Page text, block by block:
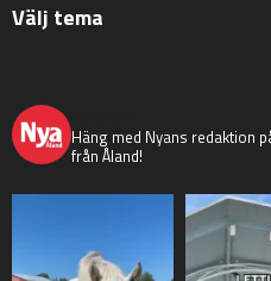
Välj tema
Häng med Nyans redaktion
från Åland!